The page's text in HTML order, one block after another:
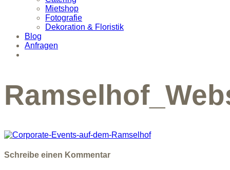
Mietshop
Fotografie
Dekoration & Floristik
Blog
Anfragen
Schreibe einen Kommentar